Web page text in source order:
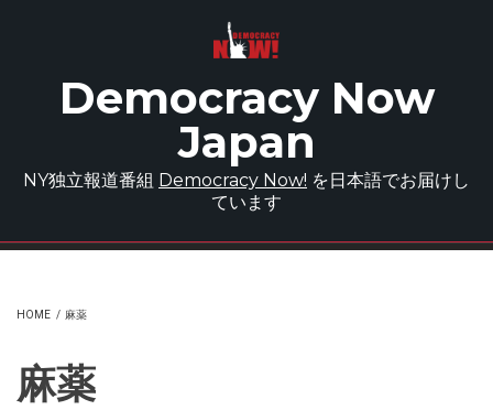
Democracy Now
Japan
NY独立報道番組 Democracy Now! を日本語でお届けし
ています
HOME / 麻薬
麻薬